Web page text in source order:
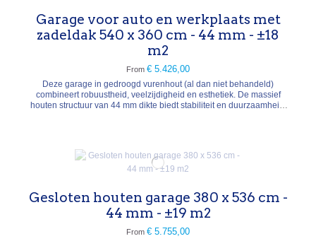
Garage voor auto en werkplaats met
zadeldak 540 x 360 cm - 44 mm - ±18
m2
From € 5.426,00
Deze garage in gedroogd vurenhout (al dan niet behandeld)
combineert robuustheid, veelzijdigheid en esthetiek. De massief
houten structuur van 44 mm dikte biedt stabiliteit en duurzaamheid,
Gesloten houten garage 380 x 536 cm -
44 mm - ±19 m2
From € 5.755,00